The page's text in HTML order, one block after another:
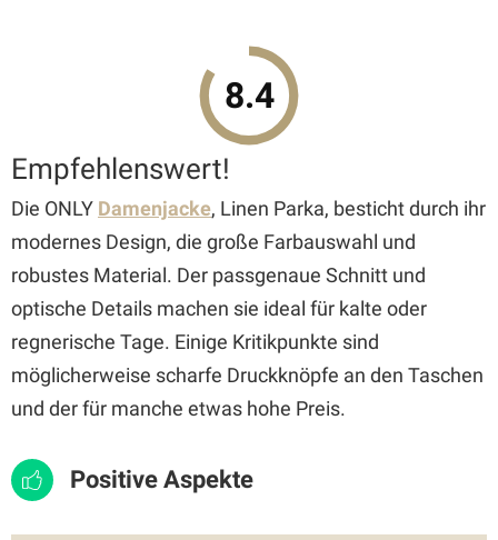
8.4
Empfehlenswert!
Die ONLY Damenjacke, Linen Parka, besticht durch ihr
modernes Design, die große Farbauswahl und
robustes Material. Der passgenaue Schnitt und
optische Details machen sie ideal für kalte oder
regnerische Tage. Einige Kritikpunkte sind
möglicherweise scharfe Druckknöpfe an den Taschen
und der für manche etwas hohe Preis.
Positive Aspekte